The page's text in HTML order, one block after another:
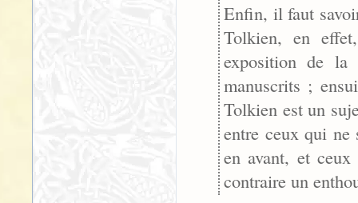
Enfin, il faut
Tolkien, en
exposition de la
manuscrits ;
Tolkien est un
entre ceux qui
en avant, et
contraire un